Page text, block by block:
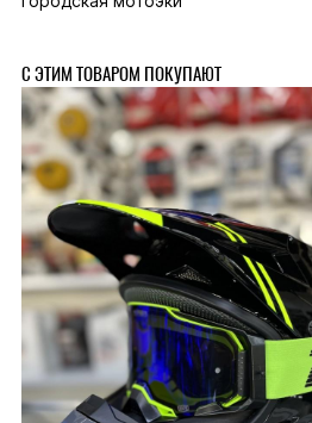
С ЭТИМ ТОВАРОМ ПОКУПАЮТ